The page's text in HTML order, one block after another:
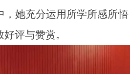
，她充分运用所学所感所
评与赞赏。